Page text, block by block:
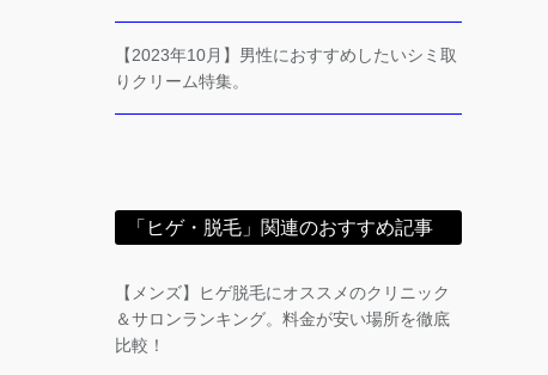
【2023年10月】男性におすすめしたいシミ取
りクリーム特集。
「ヒゲ・脱毛」関連のおすすめ記事
【メンズ】ヒゲ脱毛にオススメのクリニック
＆サロンランキング。料金が安い場所を徹底
比較！